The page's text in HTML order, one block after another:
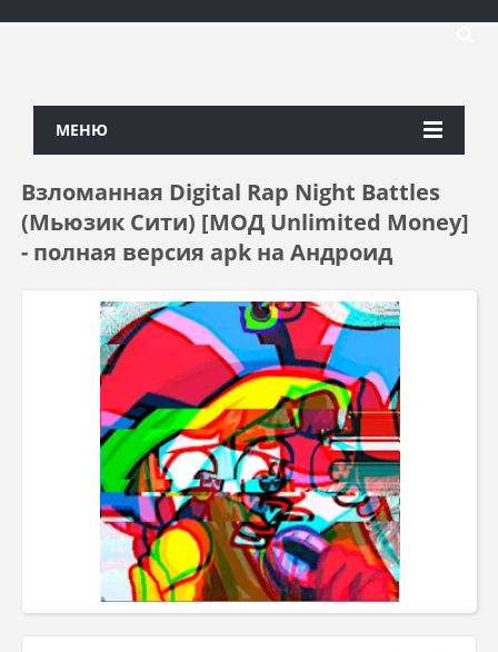
МЕНЮ
Взломанная Digital Rap Night Battles
(Мьюзик Сити) [МОД Unlimited Money]
- полная версия apk на Андроид